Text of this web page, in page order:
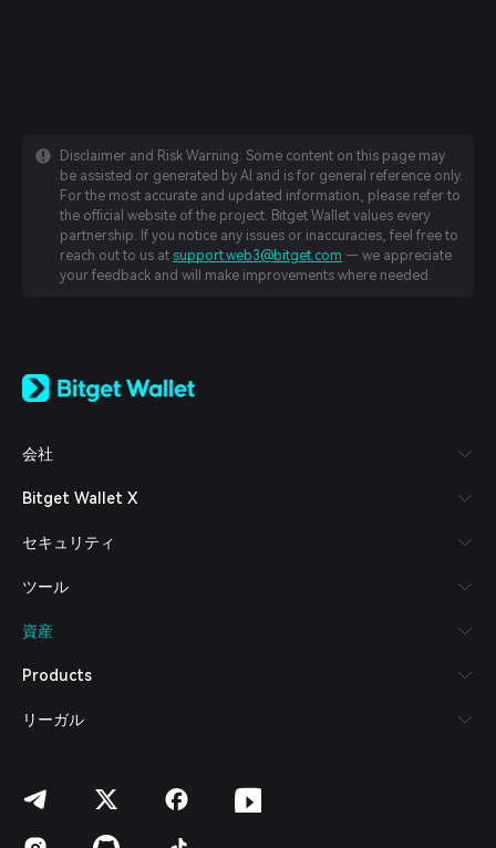
Disclaimer and Risk Warning: Some content on this page may
be assisted or generated by AI and is for general reference only.
For the most accurate and updated information, please refer to
the official website of the project. Bitget Wallet values every
partnership. If you notice any issues or inaccuracies, feel free to
reach out to us at support.web3@bitget.com — we appreciate
your feedback and will make improvements where needed.
日本語
Español (Latinoamérica)
Italiano
Deutsch
繁體中文
Bahasa Indonesia
Español (Argentina)
会社
Bitget Wallet X
セキュリティ
ツール
資産
Products
リーガル